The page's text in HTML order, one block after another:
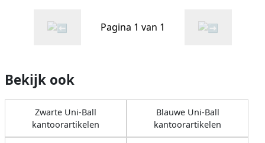
Pagina 1 van 1
Bekijk ook
Zwarte Uni-Ball
kantoorartikelen
Blauwe Uni-Ball
kantoorartikelen